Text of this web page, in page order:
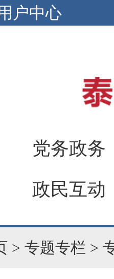
户中心
党务政务
政民互动
> 专题专栏 >